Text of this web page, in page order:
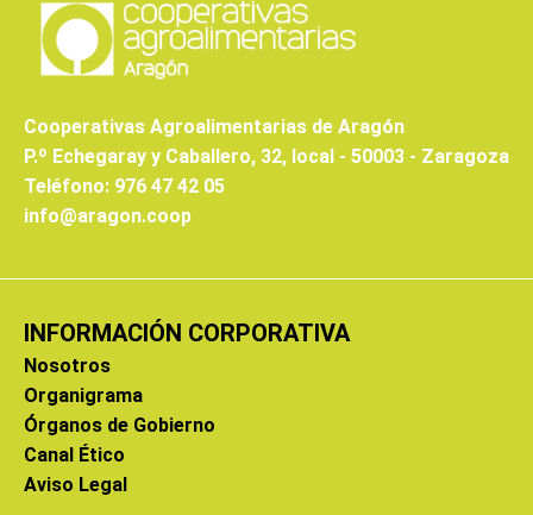
Cooperativas Agroalimentarias de Aragón
P.º Echegaray y Caballero, 32, local - 50003 - Zaragoza
Teléfono: 976 47 42 05
info@aragon.coop
INFORMACIÓN CORPORATIVA
Nosotros
Organigrama
Órganos de Gobierno
Canal Ético
Aviso Legal